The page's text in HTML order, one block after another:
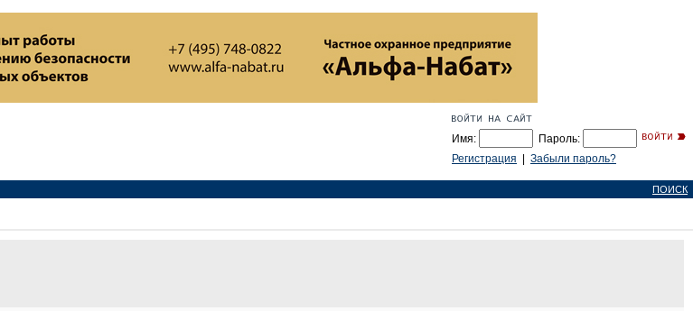
Имя:
Пароль:
Регистрация
Забыли пароль?
ПОИСК